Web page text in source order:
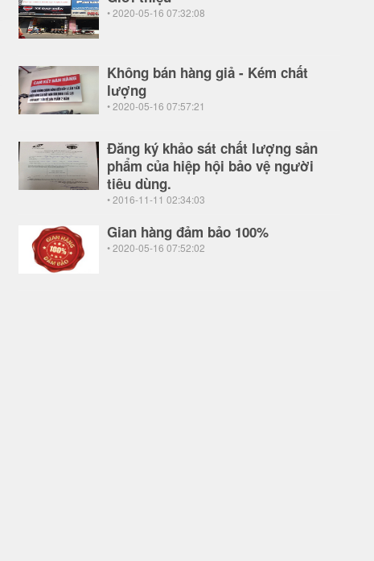
• 2020-05-16 07:32:08
Không bán hàng giả - Kém chất
lượng
• 2020-05-16 07:57:21
Đăng ký khảo sát chất lượng sản
phẩm của hiệp hội bảo vệ người
tiêu dùng.
• 2016-11-11 02:34:03
Gian hàng đảm bảo 100%
• 2020-05-16 07:52:02